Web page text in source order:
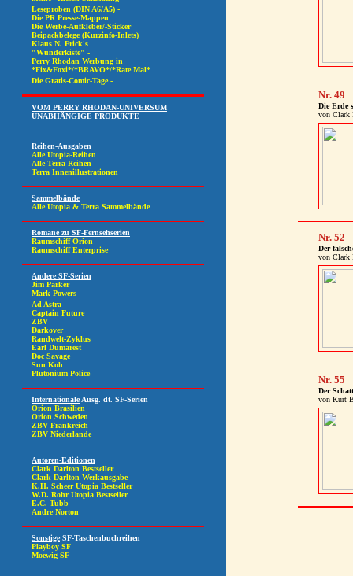
Nr. 49
Die Erde
von Clark
Nr. 52
Der
von Clark
Nr. 55
Der
von Kurt